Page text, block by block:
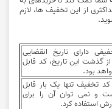
از این تخفیف‌ ها، لازم
دارای تاریخ انقضایی
گذشت این تاریخ، کد قابل
بود.
تخفیف تنها یک ‌بار قابل
و نمی ‌توان آن را برای
استفاده کرد.